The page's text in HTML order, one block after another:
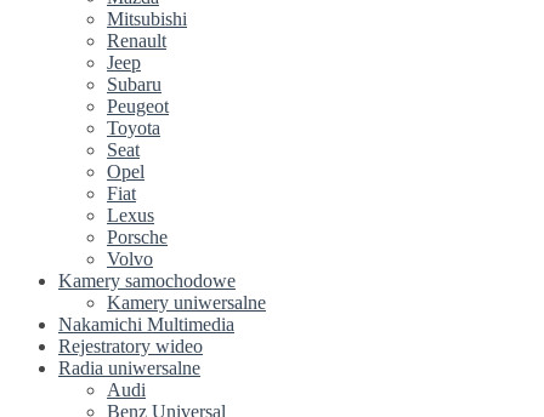
Mitsubishi
Renault
Jeep
Subaru
Peugeot
Toyota
Seat
Opel
Fiat
Lexus
Porsche
Volvo
Kamery samochodowe
Kamery uniwersalne
Nakamichi Multimedia
Rejestratory wideo
Radia uniwersalne
Audi
Benz Universal